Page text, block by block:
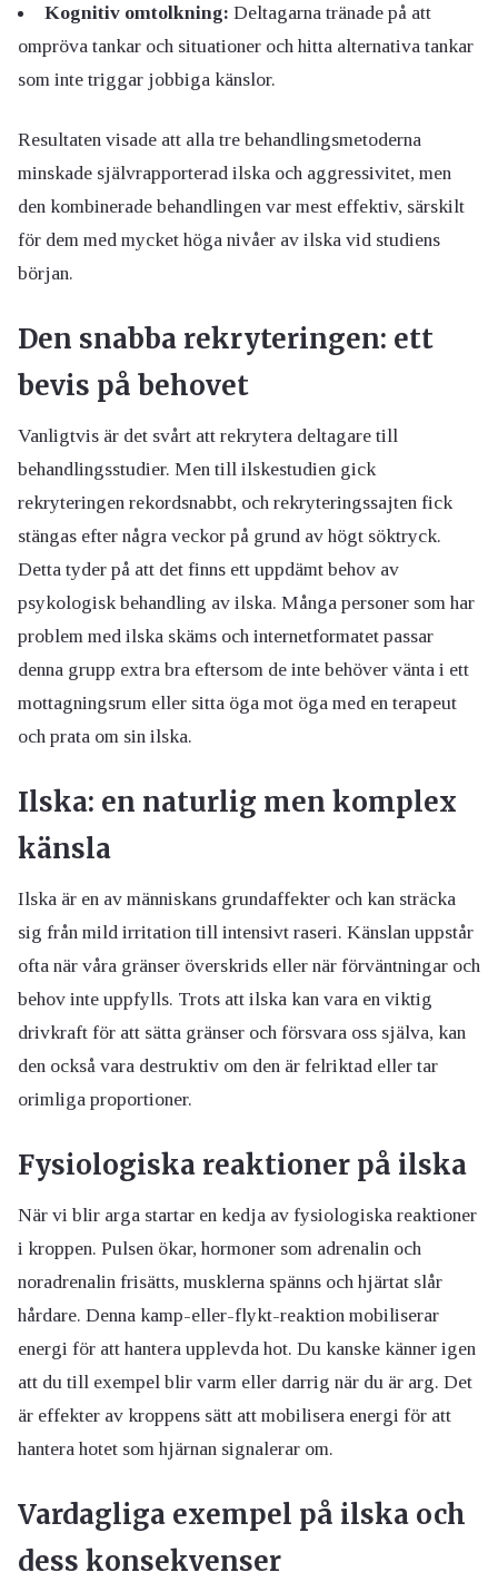
Kognitiv omtolkning: Deltagarna tränade på att
ompröva tankar och situationer och hitta alternativa tankar
som inte triggar jobbiga känslor.
Resultaten visade att alla tre behandlingsmetoderna
minskade självrapporterad ilska och aggressivitet, men
den kombinerade behandlingen var mest effektiv, särskilt
för dem med mycket höga nivåer av ilska vid studiens
början.
Den snabba rekryteringen: ett
bevis på behovet
Vanligtvis är det svårt att rekrytera deltagare till
behandlingsstudier. Men till ilskestudien gick
rekryteringen rekordsnabbt, och rekryteringssajten fick
stängas efter några veckor på grund av högt söktryck.
Detta tyder på att det finns ett uppdämt behov av
psykologisk behandling av ilska. Många personer som har
problem med ilska skäms och internetformatet passar
denna grupp extra bra eftersom de inte behöver vänta i ett
mottagningsrum eller sitta öga mot öga med en terapeut
och prata om sin ilska.
Ilska: en naturlig men komplex
känsla
Ilska är en av människans grundaffekter och kan sträcka
sig från mild irritation till intensivt raseri. Känslan uppstår
ofta när våra gränser överskrids eller när förväntningar och
behov inte uppfylls. Trots att ilska kan vara en viktig
drivkraft för att sätta gränser och försvara oss själva, kan
den också vara destruktiv om den är felriktad eller tar
orimliga proportioner.
Fysiologiska reaktioner på ilska
När vi blir arga startar en kedja av fysiologiska reaktioner
i kroppen. Pulsen ökar, hormoner som adrenalin och
noradrenalin frisätts, musklerna spänns och hjärtat slår
hårdare. Denna kamp-eller-flykt-reaktion mobiliserar
energi för att hantera upplevda hot. Du kanske känner igen
att du till exempel blir varm eller darrig när du är arg. Det
är effekter av kroppens sätt att mobilisera energi för att
hantera hotet som hjärnan signalerar om.
Vardagliga exempel på ilska och
dess konsekvenser